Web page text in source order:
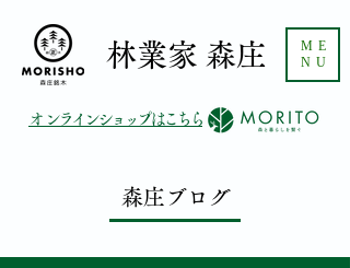
​林業家 森庄
​オンラインショップはこちら
ME
NU
森庄ブログ